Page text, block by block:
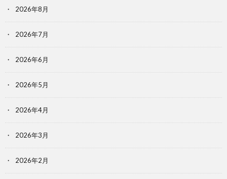
2026年8月
2026年7月
2026年6月
2026年5月
2026年4月
2026年3月
2026年2月